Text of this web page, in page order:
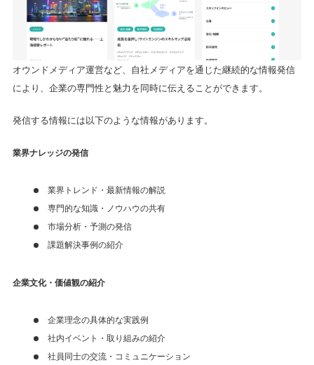
オウンドメディア運営など、自社メディアを通じた継続的な情報発信
により、企業の専門性と魅力を同時に伝えることができます。
発信する情報には以下のような情報があります。
業界ナレッジの発信
業界トレンド・最新情報の解説
専門的な知識・ノウハウの共有
市場分析・予測の発信
課題解決事例の紹介
企業文化・価値観の紹介
企業理念の具体的な実践例
社内イベント・取り組みの紹介
社員同士の交流・コミュニケーション